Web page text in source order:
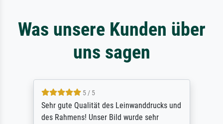
Was unsere Kunden über
uns sagen
5 / 5
Sehr gute Qualität des Leinwanddrucks und
des Rahmens! Unser Bild wurde sehr